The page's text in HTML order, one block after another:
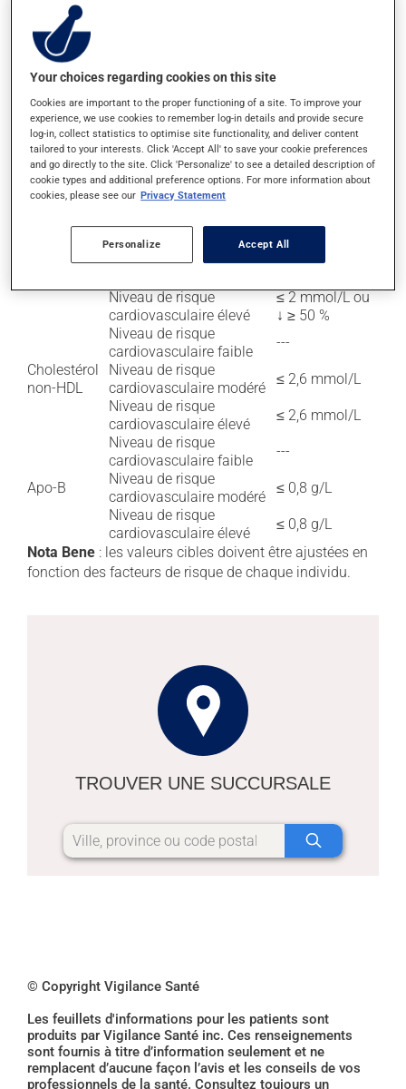
Valeurs cibles
Mesure
Glycémie à
jeun
< 7="">
Tension
artérielle
En général
< 140/90=""
mm="" de="">
Diabète
< 130/80=""
mm="" de="">
Tour de
Homme
≤ 40 pouces
Femme
Cholestérol
Niveau de risque
cardiovasculaire faible
↓ ≥ 50 %
Niveau de risque
≤ 2 mmol/L ou
Niveau de risque
cardiovasculaire élevé
≤ 2 mmol/L ou
↓ ≥ 50 %
Cholestérol
non-HDL
Niveau de risque
cardiovasculaire faible
---
Niveau de risque
cardiovasculaire modéré
≤ 2,6 mmol/L
Niveau de risque
cardiovasculaire élevé
≤ 2,6 mmol/L
Apo-B
Niveau de risque
cardiovasculaire faible
---
Niveau de risque
cardiovasculaire modéré
≤ 0,8 g/L
Niveau de risque
cardiovasculaire élevé
≤ 0,8 g/L
Nota Bene : les valeurs cibles doivent être ajustées en
fonction des facteurs de risque de chaque individu.
TROUVER UNE SUCCURSALE
© Copyright Vigilance Santé
Les feuillets d'informations pour les patients sont
produits par Vigilance Santé inc. Ces renseignements
sont fournis à titre d’information seulement et ne
remplacent d’aucune façon l’avis et les conseils de vos
professionnels de la santé. Consultez toujours un
Your choices regarding cookies on this site
Cookies are important to the proper functioning of a site. To improve your
experience, we use cookies to remember log-in details and provide secure
log-in, collect statistics to optimise site functionality, and deliver content
tailored to your interests. Click 'Accept All' to save your cookie preferences
and go directly to the site. Click 'Personalize' to see a detailed description of
cookie types and additional preference options. For more information about
cookies, please see our Privacy Statement
Personalize Accept All